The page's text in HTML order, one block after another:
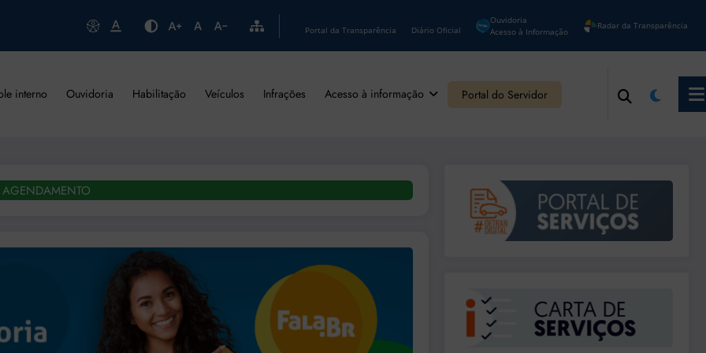
Portal da Transparência Diário Oficial
Ouvidoria
Acesso à Informação
Radar da Transparência
interno Ouvidoria Habilitação Veículos Infrações Acesso à informação Portal do Servidor
AGENDAMENTO